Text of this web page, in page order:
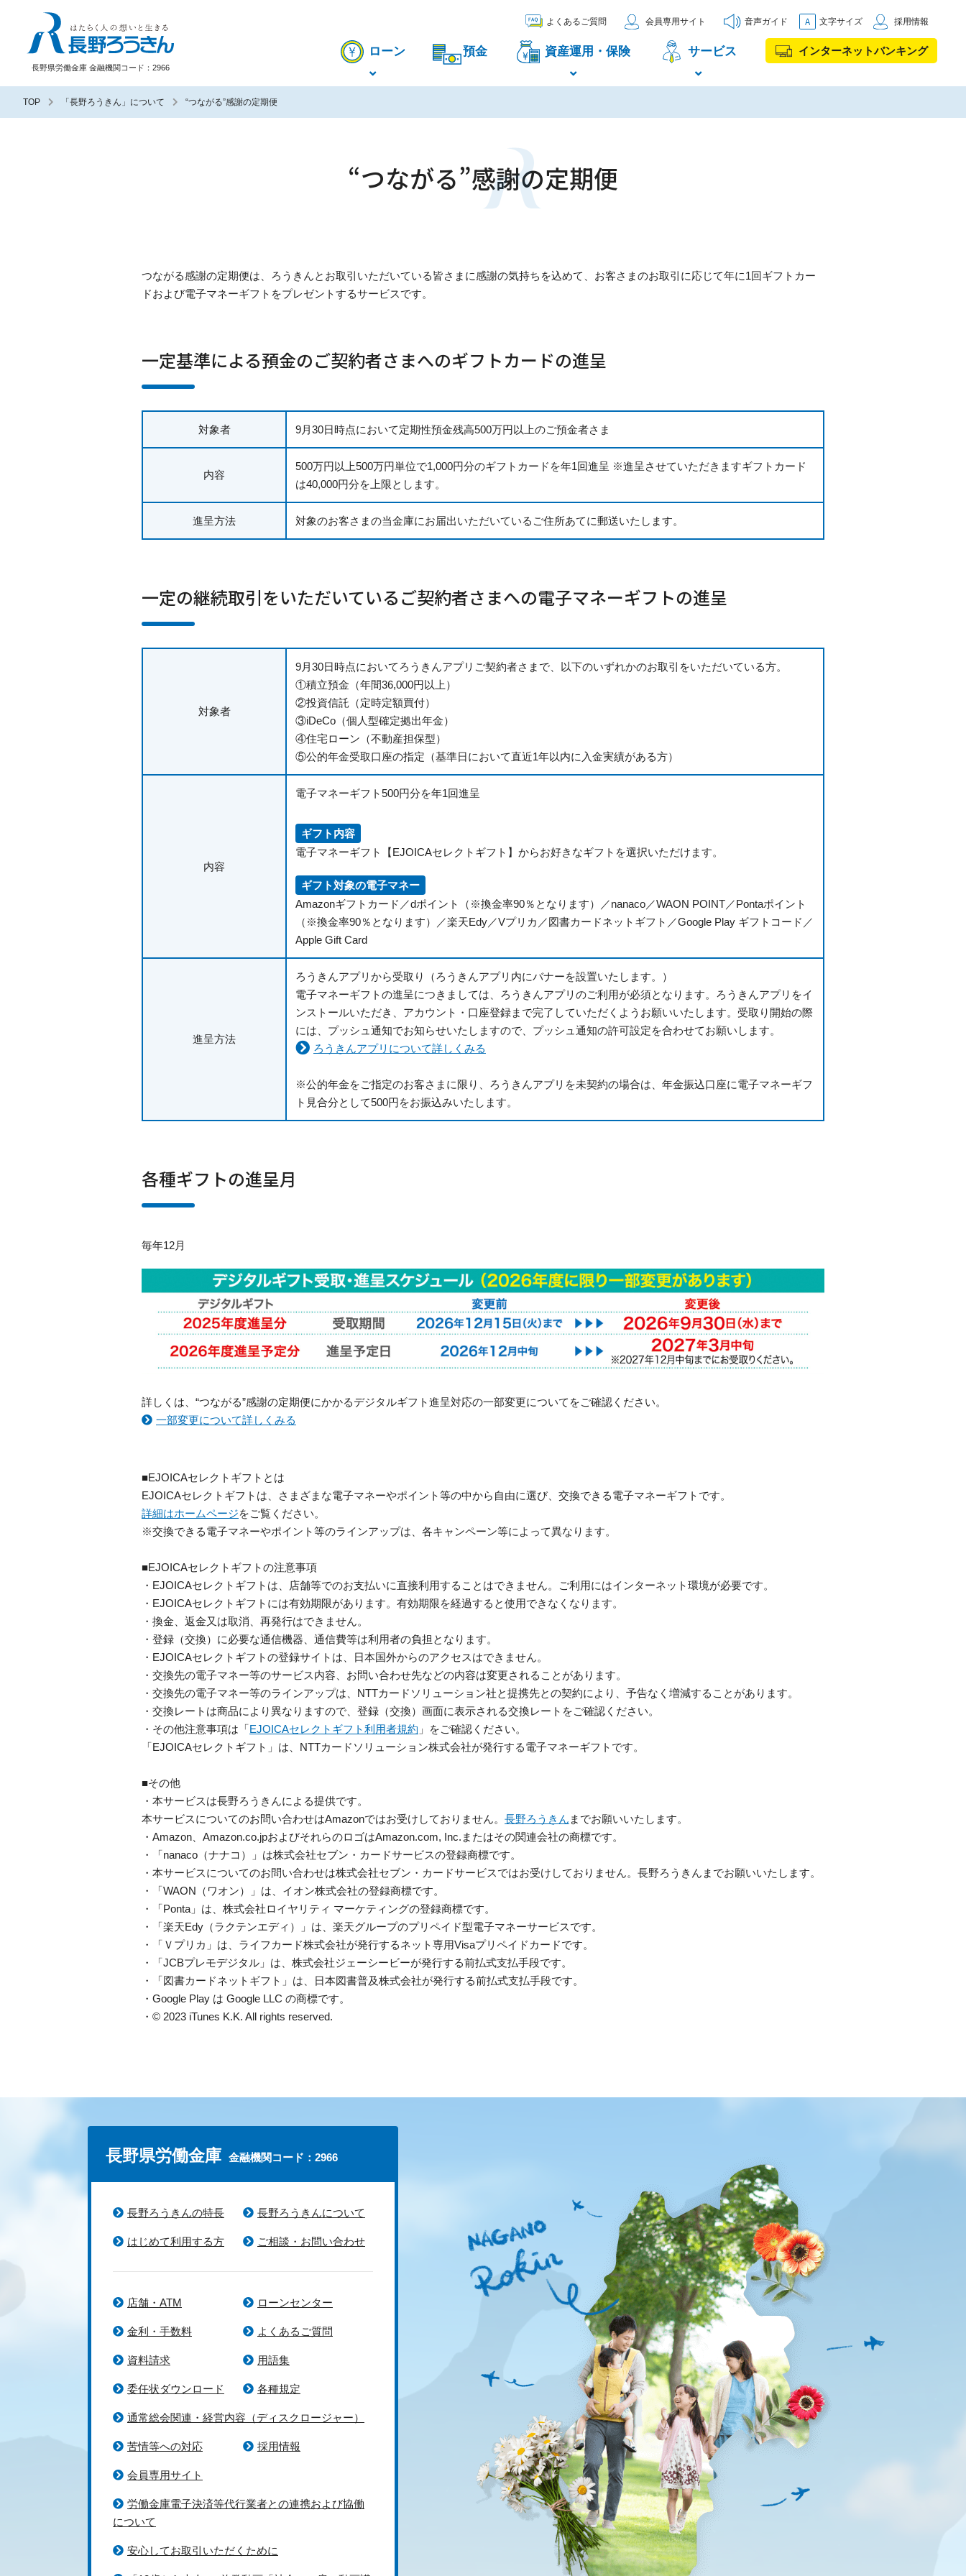
長野県労働金庫 金融機関コード：2966
ローン 預金 資産運用・保険 サービス インターネットバンキング
よくあるご質問 会員専用サイト 音声ガイド 文字サイズ 採用情報
TOP 「長野ろうきん」について “つながる”感謝の定期便
“つながる”感謝の定期便
つながる感謝の定期便は、ろうきんとお取引いただいている皆さまに感謝の気持ちを込めて、お客さまのお取引に応じて年に1回ギフトカー
ドおよび電子マネーギフトをプレゼントするサービスです。
一定基準による預金のご契約者さまへのギフトカードの進呈
対象者 9月30日時点において定期性預金残高500万円以上のご預金者さま
内容
500万円以上500万円単位で1,000円分のギフトカードを年1回進呈 ※進呈させていただきますギフトカード
は40,000円分を上限とします。
進呈方法 対象のお客さまの当金庫にお届出いただいているご住所あてに郵送いたします。
一定の継続取引をいただいているご契約者さまへの電子マネーギフトの進呈
対象者
9月30日時点においてろうきんアプリご契約者さまで、以下のいずれかのお取引をいただいている方。
①積立預金（年間36,000円以上）
②投資信託（定時定額買付）
③iDeCo（個人型確定拠出年金）
④住宅ローン（不動産担保型）
⑤公的年金受取口座の指定（基準日において直近1年以内に入金実績がある方）
内容
電子マネーギフト500円分を年1回進呈
ギフト内容
電子マネーギフト【EJOICAセレクトギフト】からお好きなギフトを選択いただけます。
ギフト対象の電子マネー
Amazonギフトカード／dポイント（※換金率90％となります）／nanaco／WAON POINT／Pontaポイント
（※換金率90％となります）／楽天Edy／Vプリカ／図書カードネットギフト／Google Play ギフトコード／
Apple Gift Card
進呈方法
ろうきんアプリから受取り（ろうきんアプリ内にバナーを設置いたします。）
電子マネーギフトの進呈につきましては、ろうきんアプリのご利用が必須となります。ろうきんアプリをイ
ンストールいただき、アカウント・口座登録まで完了していただくようお願いいたします。受取り開始の際
には、プッシュ通知でお知らせいたしますので、プッシュ通知の許可設定を合わせてお願いします。
ろうきんアプリについて詳しくみる
※公的年金をご指定のお客さまに限り、ろうきんアプリを未契約の場合は、年金振込口座に電子マネーギフ
ト見合分として500円をお振込みいたします。
各種ギフトの進呈月
毎年12月
詳しくは、“つながる”感謝の定期便にかかるデジタルギフト進呈対応の一部変更についてをご確認ください。
一部変更について詳しくみる
■EJOICAセレクトギフトとは
EJOICAセレクトギフトは、さまざまな電子マネーやポイント等の中から自由に選び、交換できる電子マネーギフトです。
詳細はホームページをご覧ください。
※交換できる電子マネーやポイント等のラインアップは、各キャンペーン等によって異なります。
■EJOICAセレクトギフトの注意事項
・EJOICAセレクトギフトは、店舗等でのお支払いに直接利用することはできません。ご利用にはインターネット環境が必要です。
・EJOICAセレクトギフトには有効期限があります。有効期限を経過すると使用できなくなります。
・換金、返金又は取消、再発行はできません。
・登録（交換）に必要な通信機器、通信費等は利用者の負担となります。
・EJOICAセレクトギフトの登録サイトは、日本国外からのアクセスはできません。
・交換先の電子マネー等のサービス内容、お問い合わせ先などの内容は変更されることがあります。
・交換先の電子マネー等のラインアップは、NTTカードソリューション社と提携先との契約により、予告なく増減することがあります。
・交換レートは商品により異なりますので、登録（交換）画面に表示される交換レートをご確認ください。
・その他注意事項は「EJOICAセレクトギフト利用者規約 」をご確認ください。
「EJOICAセレクトギフト」は、NTTカードソリューション株式会社が発行する電子マネーギフトです。
■その他
・本サービスは長野ろうきんによる提供です。
本サービスについてのお問い合わせはAmazonではお受けしておりません。 長野ろうきん までお願いいたします。
・Amazon、Amazon.co.jpおよびそれらのロゴはAmazon.com, Inc.またはその関連会社の商標です。
・「nanaco（ナナコ）」は株式会社セブン・カードサービスの登録商標です。
・本サービスについてのお問い合わせは株式会社セブン・カードサービスではお受けしておりません。長野ろうきんまでお願いいたします。
・「WAON（ワオン）」は、イオン株式会社の登録商標です。
・「Ponta」は、株式会社ロイヤリティ マーケティングの登録商標です。
・「楽天Edy（ラクテンエディ）」は、楽天グループのプリペイド型電子マネーサービスです。
・「Ｖプリカ」は、ライフカード株式会社が発行するネット専用Visaプリペイドカードです。
・「JCBプレモデジタル」は、株式会社ジェーシービーが発行する前払式支払手段です。
・「図書カードネットギフト」は、日本図書普及株式会社が発行する前払式支払手段です。
・Google Play は Google LLC の商標です。
・© 2023 iTunes K.K. All rights reserved.
長野県労働金庫 金融機関コード：2966
長野ろうきんの特長 長野ろうきんについて
はじめて利用する方 ご相談・お問い合わせ
店舗・ATM ローンセンター
金利・手数料 よくあるご質問
資料請求 用語集
委任状ダウンロード 各種規定
通常総会関連・経営内容（ディスクロージャー）
苦情等への対応 採用情報
会員専用サイト
労働金庫電子決済等代行業者との連携および協働
について
安心してお取引いただくために